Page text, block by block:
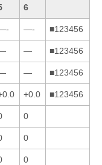
6
—- ■123456
— ■123456
— ■123456
+0.0 ■123456
0
0
0